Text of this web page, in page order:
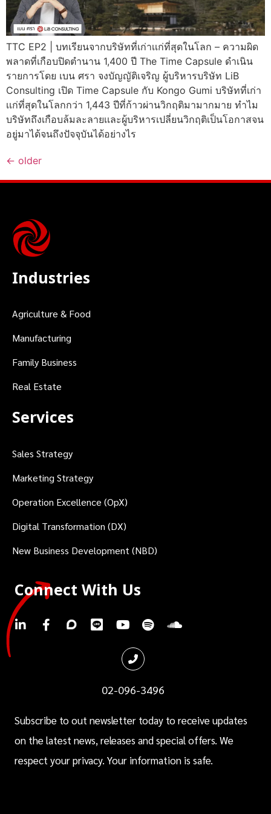
TTC EP2 | บทเรียนจากบริษัทที่เก่าเเก่ที่สุดในโลก – ความผิด
พลาดที่เกือบปิดตำนาน 1,400 ปี The Time Capsule ดำเนิน
รายการโดย เบน ศรา จงบัญญัติเจริญ ผู้บริหารบริษัท LiB
Consulting เปิด Time Capsule กับ Kongo Gumi บริษัทที่เก่า
เเก่ที่สุดในโลกกว่า 1,443 ปีที่ก้าวผ่านวิกฤติมามากมาย ทำไม
บริษัทถึงเกือบล้มละลายเเละผู้บริหารเปลี่ยนวิกฤติเป็นโอกาสจน
อยู่มาได้จนถึงปัจจุบันได้อย่างไร
← older
Industries
Agriculture & Food
Manufacturing
Family Business
Real Estate
Services
Sales Strategy
Marketing Strategy
Operation Excellence (OpX)
Digital Transformation (DX)
New Business Development (NBD)
Connect With Us
02-096-3496
Subscribe to out newsletter today to receive updates
on the latest news, releases and special offers. We
respect your privacy. Your information is safe.